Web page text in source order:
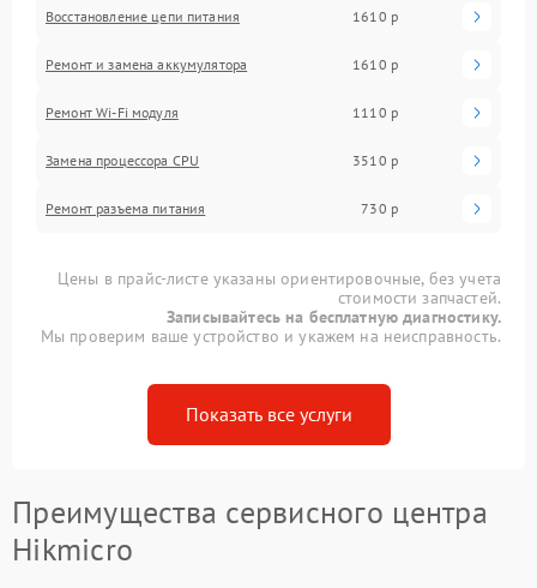
Восстановление цепи питания 1610 р
Ремонт и замена аккумулятора 1610 р
Ремонт Wi-Fi модуля 1110 р
Замена процессора CPU 3510 р
Ремонт разъема питания 730 р
Цены в прайс-листе указаны ориентировочные, без учета
стоимости запчастей.
Записывайтесь на бесплатную диагностику.
Мы проверим ваше устройство и укажем на неисправность.
Показать все услуги
Преимущества сервисного центра
Hikmicro